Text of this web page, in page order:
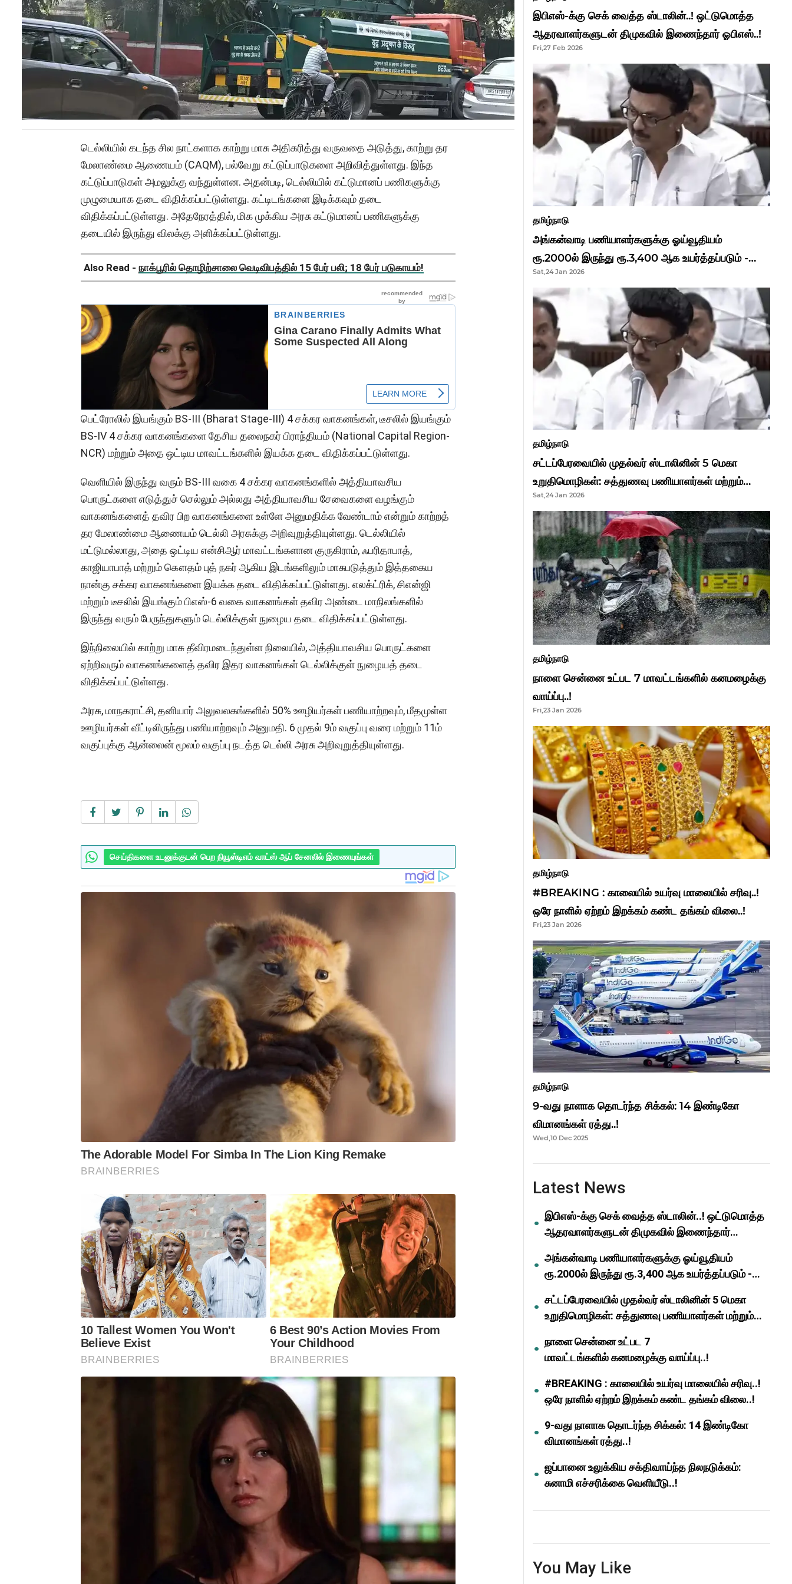
டெல்லியில் கடந்த சில நாட்களாக காற்று மாசு அதிகரித்து வருவதை அடுத்து, காற்று தர
மேலாண்மை ஆணையம் (CAQM), பல்வேறு கட்டுப்பாடுகளை அறிவித்துள்ளது. இந்த
கட்டுப்பாடுகள் அமலுக்கு வந்துள்ளன. அதன்படி, டெல்லியில் கட்டுமானப் பணிகளுக்கு
முழுமையாக தடை விதிக்கப்பட்டுள்ளது. கட்டிடங்களை இடிக்கவும் தடை
விதிக்கப்பட்டுள்ளது. அதேநேரத்தில், மிக முக்கிய அரசு கட்டுமானப் பணிகளுக்கு
தடையில் இருந்து விலக்கு அளிக்கப்பட்டுள்ளது.
Also Read - நாக்பூரில் தொழிற்சாலை வெடிவிபத்தில் 15 பேர் பலி; 18 பேர் படுகாயம்!
பெட்ரோலில் இயங்கும் BS-III (Bharat Stage-III) 4 சக்கர வாகனங்கள், டீசலில் இயங்கும்
BS-IV 4 சக்கர வாகனங்களை தேசிய தலைநகர் பிராந்தியம் (National Capital Region-
NCR) மற்றும் அதை ஒட்டிய மாவட்டங்களில் இயக்க தடை விதிக்கப்பட்டுள்ளது.
வெளியில் இருந்து வரும் BS-III வகை 4 சக்கர வாகனங்களில் அத்தியாவசிய
பொருட்களை எடுத்துச் செல்லும் அல்லது அத்தியாவசிய சேவைகளை வழங்கும்
வாகனங்களைத் தவிர பிற வாகனங்களை உள்ளே அனுமதிக்க வேண்டாம் என்றும் காற்றத்
தர மேலாண்மை ஆணையம் டெல்லி அரசுக்கு அறிவுறுத்தியுள்ளது. டெல்லியில்
மட்டுமல்லாது, அதை ஒட்டிய என்சிஆர் மாவட்டங்களான குருகிராம், ஃபரிதாபாத்,
காஜியாபாத் மற்றும் கௌதம் புத் நகர் ஆகிய இடங்களிலும் மாசுபடுத்தும் இத்தகைய
நான்கு சக்கர வாகனங்களை இயக்க தடை விதிக்கப்பட்டுள்ளது. எலக்ட்ரிக், சிஎன்ஜி
மற்றும் டீசலில் இயங்கும் பிஎஸ்-6 வகை வாகனங்கள் தவிர அண்டை மாநிலங்களில்
இருந்து வரும் பேருந்துகளும் டெல்லிக்குள் நுழைய தடை விதிக்கப்பட்டுள்ளது.
இந்நிலையில் காற்று மாசு தீவிரமடைந்துள்ள நிலையில், அத்தியாவசிய பொருட்களை
ஏற்றிவரும் வாகனங்களைத் தவிர இதர வாகனங்கள் டெல்லிக்குள் நுழையத் தடை
விதிக்கப்பட்டுள்ளது.
அரசு, மாநகராட்சி, தனியார் அலுவலகங்களில் 50% ஊழியர்கள் பணியாற்றவும், மீதமுள்ள
ஊழியர்கள் வீட்டிலிருந்து பணியாற்றவும் அனுமதி. 6 முதல் 9ம் வகுப்பு வரை மற்றும் 11ம்
வகுப்புக்கு ஆன்லைன் மூலம் வகுப்பு நடத்த டெல்லி அரசு அறிவுறுத்தியுள்ளது.
செய்திகளை உடனுக்குடன் பெற நியூஸ்டிஎம் வாட்ஸ் ஆப் சேனலில் இணையுங்கள்
இபிஎஸ்-க்கு செக் வைத்த ஸ்டாலின்..! ஒட்டுமொத்த
ஆதரவாளர்களுடன் திமுகவில் இணைந்தார் ஓபிஎஸ்..!
Fri,27 Feb 2026
தமிழ்நாடு
அங்கன்வாடி பணியாளர்களுக்கு ஓய்வூதியம்
ரூ.2000ல் இருந்து ரூ.3,400 ஆக உயர்த்தப்படும் -
முதல்வர் மு.க.ஸ்டாலின்..!
Sat,24 Jan 2026
தமிழ்நாடு
சட்டப்பேரவையில் முதல்வர் ஸ்டாலினின் 5 மெகா
உறுதிமொழிகள்: சத்துணவு பணியாளர்கள் மற்றும்
ஆசிரியர்களுக்கு ஜாக்பாட்!
Sat,24 Jan 2026
தமிழ்நாடு
நாளை சென்னை உட்பட 7 மாவட்டங்களில் கனமழைக்கு
வாய்ப்பு..!
Fri,23 Jan 2026
தமிழ்நாடு
#BREAKING : காலையில் உயர்வு மாலையில் சரிவு..!
ஒரே நாளில் ஏற்றம் இறக்கம் கண்ட தங்கம் விலை..!
Fri,23 Jan 2026
தமிழ்நாடு
9-வது நாளாக தொடர்ந்த சிக்கல்: 14 இண்டிகோ
விமானங்கள் ரத்து..!
Wed,10 Dec 2025
Latest News
இபிஎஸ்-க்கு செக் வைத்த ஸ்டாலின்..! ஒட்டுமொத்த
ஆதரவாளர்களுடன் திமுகவில் இணைந்தார்
அங்கன்வாடி பணியாளர்களுக்கு ஓய்வூதியம்
ரூ.2000ல் இருந்து ரூ.3,400 ஆக உயர்த்தப்படும் -
சட்டப்பேரவையில் முதல்வர் ஸ்டாலினின் 5 மெகா
உறுதிமொழிகள்: சத்துணவு பணியாளர்கள் மற்றும்
நாளை சென்னை உட்பட 7
மாவட்டங்களில் கனமழைக்கு வாய்ப்பு..!
#BREAKING : காலையில் உயர்வு மாலையில் சரிவு..!
ஒரே நாளில் ஏற்றம் இறக்கம் கண்ட தங்கம் விலை..!
9-வது நாளாக தொடர்ந்த சிக்கல்: 14 இண்டிகோ
விமானங்கள் ரத்து..!
ஜப்பானை உலுக்கிய சக்திவாய்ந்த நிலநடுக்கம்:
சுனாமி எச்சரிக்கை வெளியீடு..!
You May Like